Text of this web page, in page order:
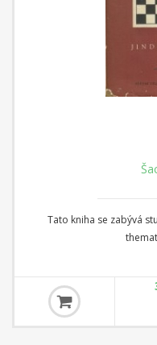
Tato kniha se zabývá